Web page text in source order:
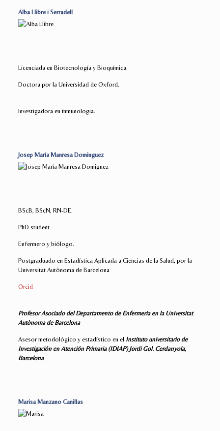
Alba Llibre i Serradell
Licenciada en Biotecnología y Bioquímica.
Doctora por la Universidad de Oxford.
Investigadora en inmunologia.
Josep María Manresa Dominguez
BScB, BScN, RN-DE.
PhD student
Enfermero y biólogo.
Postgraduado en Estadística Aplicada a Ciencias de la Salud, por la
Universitat Autònoma de Barcelona
Orcid
Profesor Asociado del Departamento de Enfermeria en la Universitat
Autònoma de Barcelona
Asesor metodológico y estadístico en el Instituto universitario de
Investigación en Atención Primaria (IDIAP) Jordi Gol. Cerdanyola,
Barcelona
Marisa Manzano Canillas